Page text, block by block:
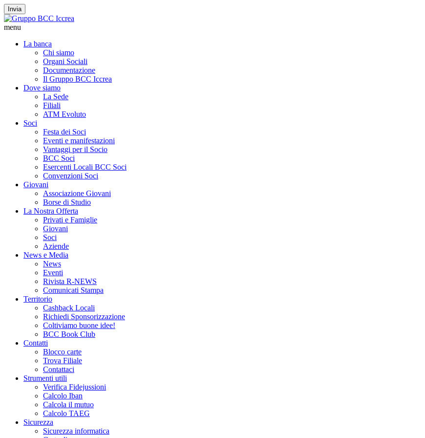
Invia
menu
La banca
Chi siamo
Organi Sociali
Documentazione
Il Gruppo BCC Iccrea
Dove siamo
La Sede
Filiali
ATM Evoluto
Soci
Festa dei Soci
Eventi e manifestazioni
Vantaggi per il Socio
BCC Soci
Esercenti Locali BCC Soci
Convenzioni Soci
Giovani
Associazione Giovani
Borse di Studio
La Nostra Offerta
Privati e Famiglie
Giovani
Soci
Aziende
News e Media
News
Eventi
Rivista R-NEWS
Comunicati Stampa
Territorio
Cashback Locali
Richiedi Sponsorizzazione
Coltiviamo buone idee!
BCC Book Club
Contatti
Blocco carte
Trova Filiale
Contattaci
Strumenti utili
Verifica Fidejussioni
Calcolo Iban
Calcola il mutuo
Calcolo TAEG
Sicurezza
Sicurezza informatica